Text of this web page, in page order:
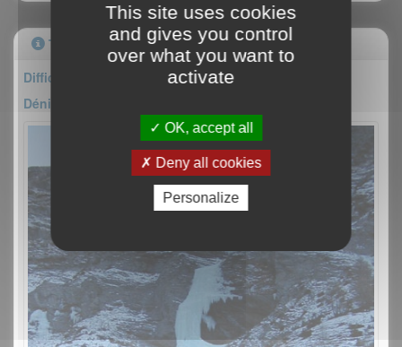
Topo
Difficulté : II/5
Dénivelé : 200m
This site uses cookies
and gives you control
over what you want to
activate
OK, accept all
Deny all cookies
Personalize